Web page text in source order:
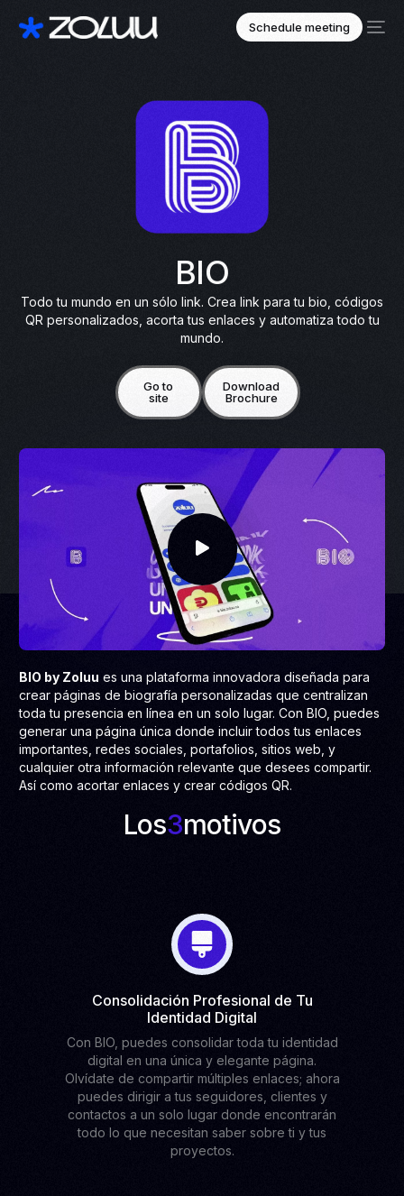
Schedule meeting
BIO
Todo tu mundo en un sólo link. Crea link para tu bio, códigos
QR personalizados, acorta tus enlaces y automatiza todo tu
mundo.
Go to
site
Download
Brochure
BIO by Zoluu es una plataforma innovadora diseñada para
crear páginas de biografía personalizadas que centralizan
toda tu presencia en línea en un solo lugar. Con BIO, puedes
generar una página única donde incluir todos tus enlaces
importantes, redes sociales, portafolios, sitios web, y
cualquier otra información relevante que desees compartir.
Así como acortar enlaces y crear códigos QR.
Los3motivos
Consolidación Profesional de Tu
Identidad Digital
Con BIO, puedes consolidar toda tu identidad
digital en una única y elegante página.
Olvídate de compartir múltiples enlaces; ahora
puedes dirigir a tus seguidores, clientes y
contactos a un solo lugar donde encontrarán
todo lo que necesitan saber sobre ti y tus
proyectos.